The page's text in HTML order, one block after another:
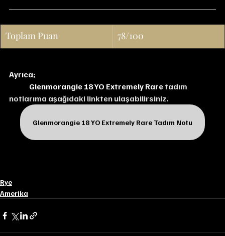
Toplam Puan 78/100
Ayrıca;
Glenmorangie 18 YO Extremely Rare tadım
notlarıma aşağıdaki linkten ulaşabilirsiniz.
Glenmorangie 18 YO Extremely Rare Tadım Notu
Rye
Amerika